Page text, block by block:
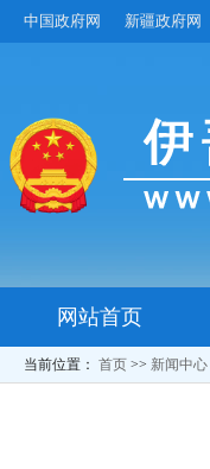
中国政府网 新疆政府网
网站首页
当前位置： 首页 >> 新闻中心